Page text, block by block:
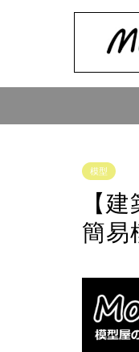
模型
【
簡易